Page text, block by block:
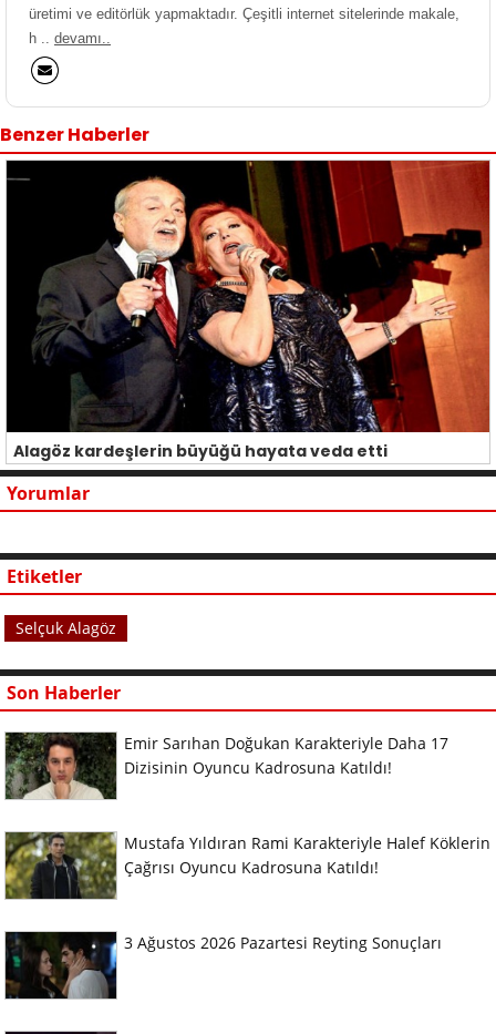
üretimi ve editörlük yapmaktadır. Çeşitli internet sitelerinde makale,
h .. devamı..
Benzer Haberler
Alagöz kardeşlerin büyüğü hayata veda etti
Yorumlar
Etiketler
Selçuk Alagöz
Son Haberler
Emir Sarıhan Doğukan Karakteriyle Daha 17
Dizisinin Oyuncu Kadrosuna Katıldı!
Mustafa Yıldıran Rami Karakteriyle Halef Köklerin
Çağrısı Oyuncu Kadrosuna Katıldı!
3 Ağustos 2026 Pazartesi Reyting Sonuçları